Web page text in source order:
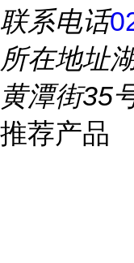
联系电话
所在地址
黄潭街35
推荐产品